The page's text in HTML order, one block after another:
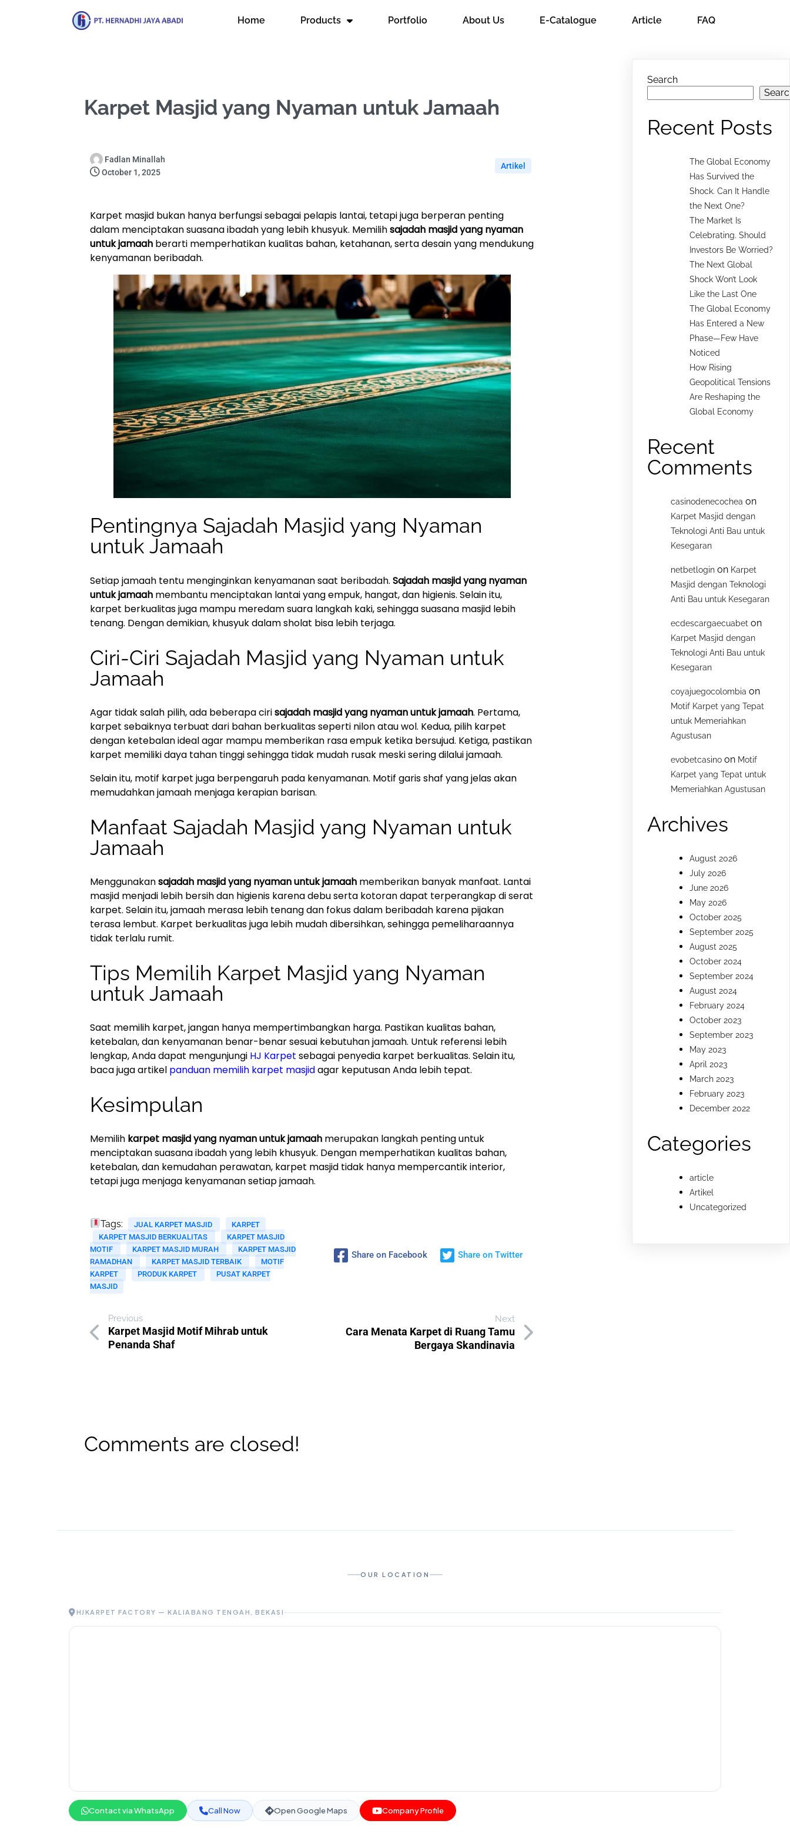
Home Products Portfolio About Us E-Catalogue Article FAQ
Karpet Masjid yang Nyaman untuk Jamaah
Fadlan Minallah
October 1, 2025
Artikel
Karpet masjid bukan hanya berfungsi sebagai pelapis lantai, tetapi juga berperan penting
dalam menciptakan suasana ibadah yang lebih khusyuk. Memilihsajadah masjid yang nyaman
untuk jamaahberarti memperhatikan kualitas bahan, ketahanan, serta desain yang mendukung
kenyamanan beribadah.
Pentingnya Sajadah Masjid yang Nyaman
untuk Jamaah
Setiap jamaah tentu menginginkan kenyamanan saat beribadah. Sajadah masjid yang nyaman
untuk jamaahmembantu menciptakan lantai yang empuk, hangat, dan higienis. Selain itu,
karpet berkualitas juga mampu meredam suara langkah kaki, sehingga suasana masjid lebih
tenang. Dengan demikian, khusyuk dalam sholat bisa lebih terjaga.
Ciri-Ciri Sajadah Masjid yang Nyaman untuk
Jamaah
Agar tidak salah pilih, ada beberapa cirisajadah masjid yang nyaman untuk jamaah. Pertama,
karpet sebaiknya terbuat dari bahan berkualitas seperti nilon atau wol. Kedua, pilih karpet
dengan ketebalan ideal agar mampu memberikan rasa empuk ketika bersujud. Ketiga, pastikan
karpet memiliki daya tahan tinggi sehingga tidak mudah rusak meski sering dilalui jamaah.
Selain itu, motif karpet juga berpengaruh pada kenyamanan. Motif garis shaf yang jelas akan
memudahkan jamaah menjaga kerapian barisan.
Manfaat Sajadah Masjid yang Nyaman untuk
Jamaah
Menggunakansajadah masjid yang nyaman untuk jamaahmemberikan banyak manfaat. Lantai
masjid menjadi lebih bersih dan higienis karena debu serta kotoran dapat terperangkap di serat
karpet. Selain itu, jamaah merasa lebih tenang dan fokus dalam beribadah karena pijakan
terasa lembut. Karpet berkualitas juga lebih mudah dibersihkan, sehingga pemeliharaannya
tidak terlalu rumit.
Tips Memilih Karpet Masjid yang Nyaman
untuk Jamaah
Saat memilih karpet, jangan hanya mempertimbangkan harga. Pastikan kualitas bahan,
ketebalan, dan kenyamanan benar-benar sesuai kebutuhan jamaah. Untuk referensi lebih
lengkap, Anda dapat mengunjungi HJ Karpet sebagai penyedia karpet berkualitas. Selain itu,
baca juga artikel panduan memilih karpet masjidagar keputusan Anda lebih tepat.
Kesimpulan
Memilih karpet masjid yang nyaman untuk jamaahmerupakan langkah penting untuk
menciptakan suasana ibadah yang lebih khusyuk. Dengan memperhatikan kualitas bahan,
ketebalan, dan kemudahan perawatan, karpet masjid tidak hanya mempercantik interior,
tetapi juga menjaga kenyamanan setiap jamaah.
Tags: JUAL KARPET MASJID
KARPET
KARPET MASJID BERKUALITAS
KARPET MASJID
MOTIF
KARPET MASJID MURAH
KARPET MASJID
RAMADHAN
KARPET MASJID TERBAIK
MOTIF
KARPET
PRODUK KARPET
PUSAT KARPET
MASJID
Share on Facebook Share on Twitter
Previous
Karpet Masjid Motif Mihrab untuk
Penanda Shaf
Next
Cara Menata Karpet di Ruang Tamu
Bergaya Skandinavia
Comments are closed!
Search
Recent Posts
The Global Economy
Has Survived the
Shock. Can It Handle
the Next One?
The Market Is
Celebrating. Should
Investors Be Worried?
The Next Global
Shock Won’t Look
Like the Last One
The Global Economy
Has Entered a New
Phase—Few Have
Noticed
How Rising
Geopolitical Tensions
Are Reshaping the
Global Economy
Recent
Comments
casinodenecochea on
Karpet Masjid dengan
Teknologi Anti Bau untuk
Kesegaran
netbetlogin on Karpet
Masjid dengan Teknologi
Anti Bau untuk Kesegaran
ecdescargaecuabet on
Karpet Masjid dengan
Teknologi Anti Bau untuk
Kesegaran
coyajuegocolombia on
Motif Karpet yang Tepat
untuk Memeriahkan
Agustusan
evobetcasino on Motif
Karpet yang Tepat untuk
Memeriahkan Agustusan
Archives
August 2026
July 2026
June 2026
May 2026
October 2025
September 2025
August 2025
October 2024
September 2024
August 2024
February 2024
October 2023
September 2023
May 2023
April 2023
March 2023
February 2023
December 2022
Categories
article
Artikel
Uncategorized
OUR LOCATION
HJKARPET FACTORY — KALIABANG TENGAH, BEKASI
Contact via WhatsApp Call Now Open Google Maps Company Profile